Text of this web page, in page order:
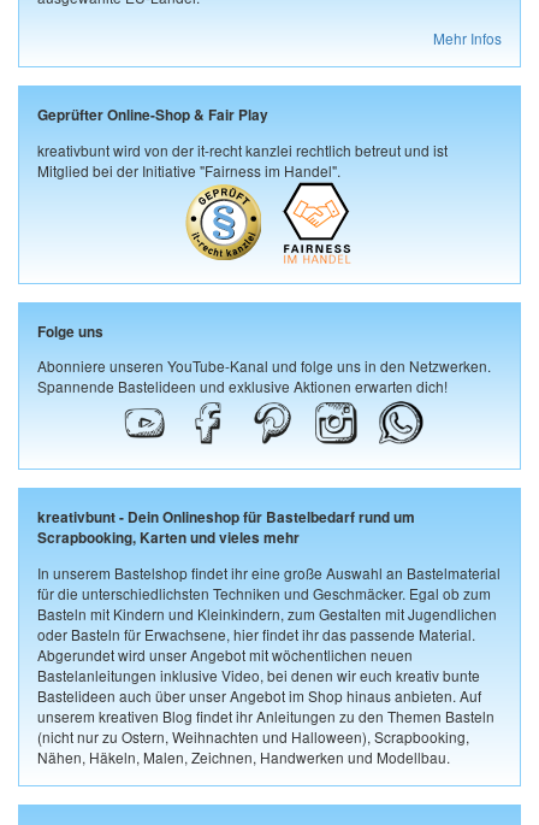
Mehr Infos
Geprüfter Online-Shop & Fair Play
kreativbunt wird von der it-recht kanzlei rechtlich betreut und ist
Mitglied bei der Initiative "Fairness im Handel".
Folge uns
Abonniere unseren YouTube-Kanal und folge uns in den Netzwerken.
Spannende Bastelideen und exklusive Aktionen erwarten dich!
kreativbunt - Dein Onlineshop für Bastelbedarf rund um
Scrapbooking, Karten und vieles mehr
In unserem Bastelshop findet ihr eine große Auswahl an Bastelmaterial
für die unterschiedlichsten Techniken und Geschmäcker. Egal ob zum
Basteln mit Kindern und Kleinkindern, zum Gestalten mit Jugendlichen
oder Basteln für Erwachsene, hier findet ihr das passende Material.
Abgerundet wird unser Angebot mit wöchentlichen neuen
Bastelanleitungen inklusive Video, bei denen wir euch kreativ bunte
Bastelideen auch über unser Angebot im Shop hinaus anbieten. Auf
unserem kreativen Blog findet ihr Anleitungen zu den Themen Basteln
(nicht nur zu Ostern, Weihnachten und Halloween), Scrapbooking,
Nähen, Häkeln, Malen, Zeichnen, Handwerken und Modellbau.